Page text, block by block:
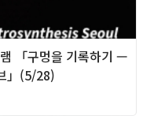
「구멍을 기록하기 —
」(5/28)